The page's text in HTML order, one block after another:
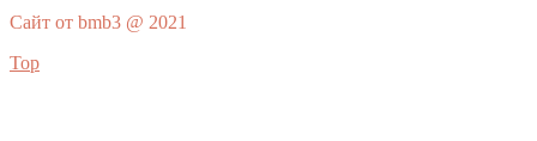
Сайт от bmb3 @ 2021
Top